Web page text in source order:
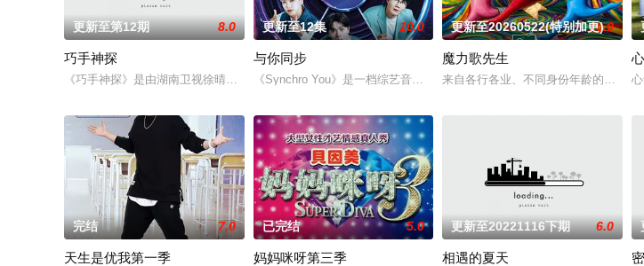
更新至第12期 8.0
巧手神探
《巧手神探》是由湖南卫视徐晴工作室倾力打造的首档原创手作解密互动体验秀。节目分为巧手与神探两大阵营
更新至12集 10.0
与你同步
《Synchro You》是一档综艺音乐秀节目，节目里将由AI打造出与原版舞台
更新至20260522(特别加更)
10.0
魔力歌先生
来自各行各业、不同身份年龄的魔力
完结 7.0
天生是优我第一季
已完结 5.0
妈妈咪呀第三季
更新至20221116下期 6.0
相遇的夏天